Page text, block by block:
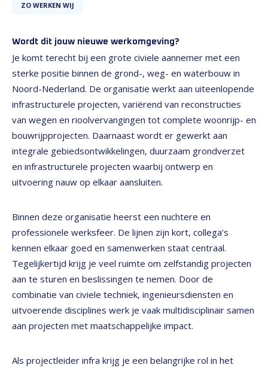
ZO WERKEN WIJ
Wordt dit jouw nieuwe werkomgeving?
Je komt terecht bij een grote civiele aannemer met een
sterke positie binnen de grond-, weg- en waterbouw in
Noord-Nederland. De organisatie werkt aan uiteenlopende
infrastructurele projecten, variërend van reconstructies
van wegen en rioolvervangingen tot complete woonrijp- en
bouwrijpprojecten. Daarnaast wordt er gewerkt aan
integrale gebiedsontwikkelingen, duurzaam grondverzet
en infrastructurele projecten waarbij ontwerp en
uitvoering nauw op elkaar aansluiten.
Binnen deze organisatie heerst een nuchtere en
professionele werksfeer. De lijnen zijn kort, collega’s
kennen elkaar goed en samenwerken staat centraal.
Tegelijkertijd krijg je veel ruimte om zelfstandig projecten
aan te sturen en beslissingen te nemen. Door de
combinatie van civiele techniek, ingenieursdiensten en
uitvoerende disciplines werk je vaak multidisciplinair samen
aan projecten met maatschappelijke impact.
Als projectleider infra krijg je een belangrijke rol in het